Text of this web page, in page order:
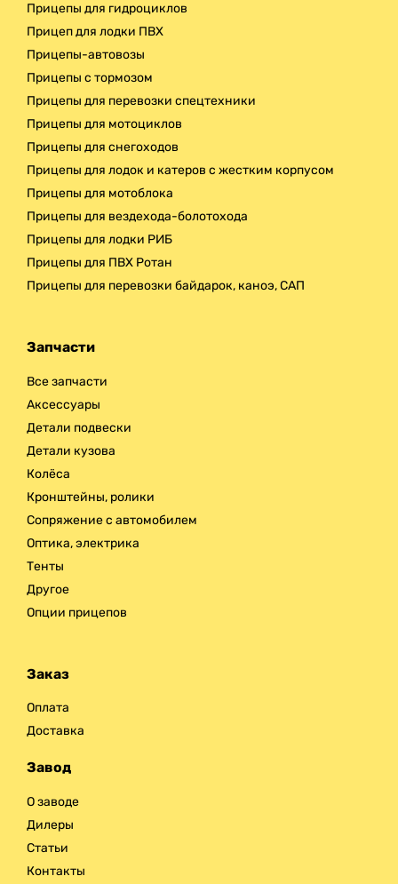
Прицепы для гидроциклов
Прицеп для лодки ПВХ
Прицепы-автовозы
Прицепы с тормозом
Прицепы для перевозки спецтехники
Прицепы для мотоциклов
Прицепы для снегоходов
Прицепы для лодок и катеров с жестким корпусом
Прицепы для мотоблока
Прицепы для вездехода-болотохода
Прицепы для лодки РИБ
Прицепы для ПВХ Ротан
Прицепы для перевозки байдарок, каноэ, САП
Запчасти
Все запчасти
Аксессуары
Детали подвески
Детали кузова
Колёса
Кронштейны, ролики
Сопряжение с автомобилем
Оптика, электрика
Тенты
Другое
Опции прицепов
Заказ
Оплата
Доставка
Завод
О заводе
Дилеры
Статьи
Контакты